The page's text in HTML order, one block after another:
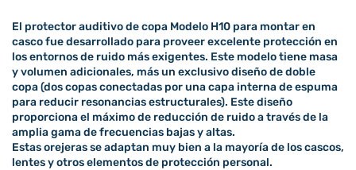
El protector auditivo de copa Modelo H10 para montar en
casco fue desarrollado para proveer excelente protección en
los entornos de ruido más exigentes. Este modelo tiene masa
y volumen adicionales, más un exclusivo diseño de doble
copa (dos copas conectadas por una capa interna de espuma
para reducir resonancias estructurales). Este diseño
proporciona el máximo de reducción de ruido a través de la
amplia gama de frecuencias bajas y altas.
Estas orejeras se adaptan muy bien a la mayoría de los cascos,
lentes y otros elementos de protección personal.